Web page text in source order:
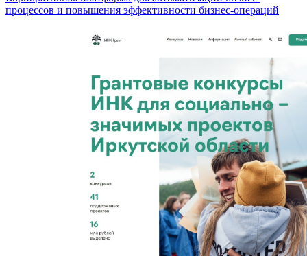
процессов и повышения эффективности бизнес-операций